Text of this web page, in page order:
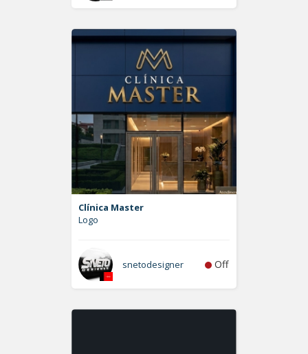
Clínica Master
Logo
snetodesigner Off